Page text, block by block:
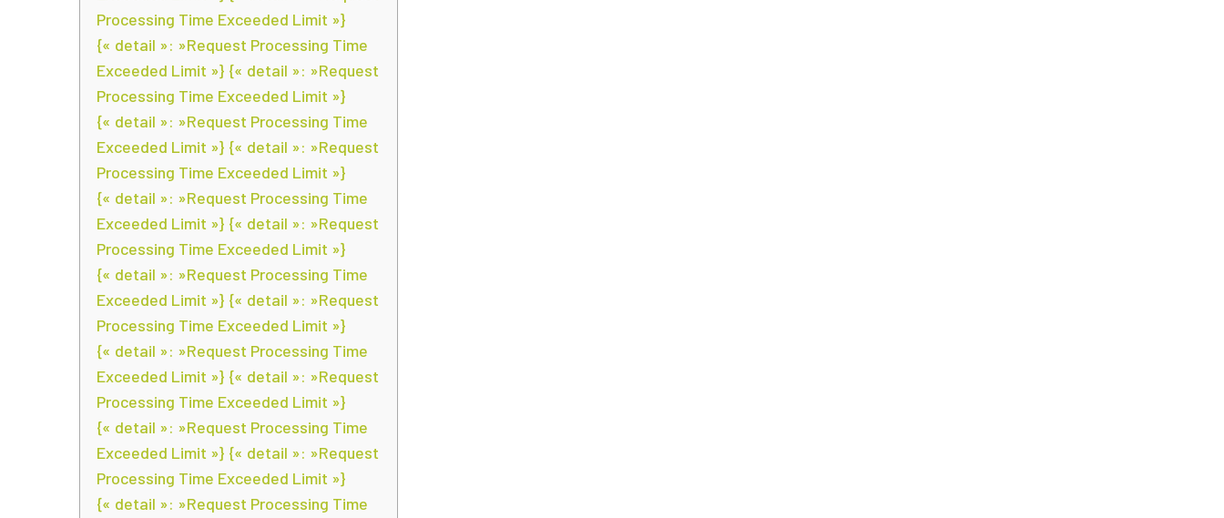
Processing Time Exceeded Limit »}
{« detail »: »Request Processing Time
Exceeded Limit »} {« detail »: »Request
Processing Time Exceeded Limit »}
{« detail »: »Request Processing Time
Exceeded Limit »} {« detail »: »Request
Processing Time Exceeded Limit »}
{« detail »: »Request Processing Time
Exceeded Limit »} {« detail »: »Request
Processing Time Exceeded Limit »}
{« detail »: »Request Processing Time
Exceeded Limit »} {« detail »: »Request
Processing Time Exceeded Limit »}
{« detail »: »Request Processing Time
Exceeded Limit »} {« detail »: »Request
Processing Time Exceeded Limit »}
{« detail »: »Request Processing Time
Exceeded Limit »} {« detail »: »Request
Processing Time Exceeded Limit »}
{« detail »: »Request Processing Time